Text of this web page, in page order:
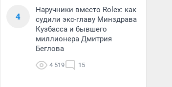
4
Наручники вместо Rolex: как
судили экс-главу Минздрава
Кузбасса и бывшего
миллионера Дмитрия
Беглова
4 519 15